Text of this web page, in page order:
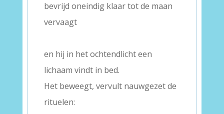
bevrijd oneindig klaar tot de maan
vervaagt
en hij in het ochtendlicht een
lichaam vindt in bed.
Het beweegt, vervult nauwgezet de
rituelen: